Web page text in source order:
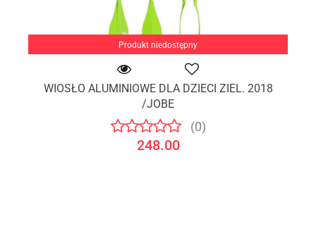
Produkt niedostępny
WIOSŁO ALUMINIOWE DLA DZIECI ZIEL. 2018
/JOBE
(0)
248.00